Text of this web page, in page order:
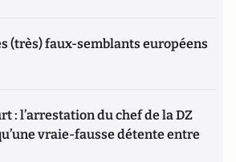
(très) faux-semblants européens
: l’arrestation du chef de la DZ
vraie-fausse détente entre